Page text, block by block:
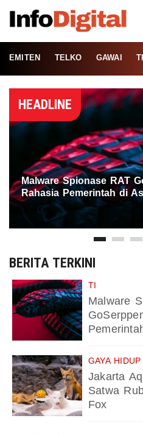
EMITEN TELKO GAWAI TI
HEADLINE
Malware Spionase RAT
Rahasia Pemerintah di
BERITA TERKINI
TI
Malware
GAYA HIDUP
Jakarta
Satwa
Fox